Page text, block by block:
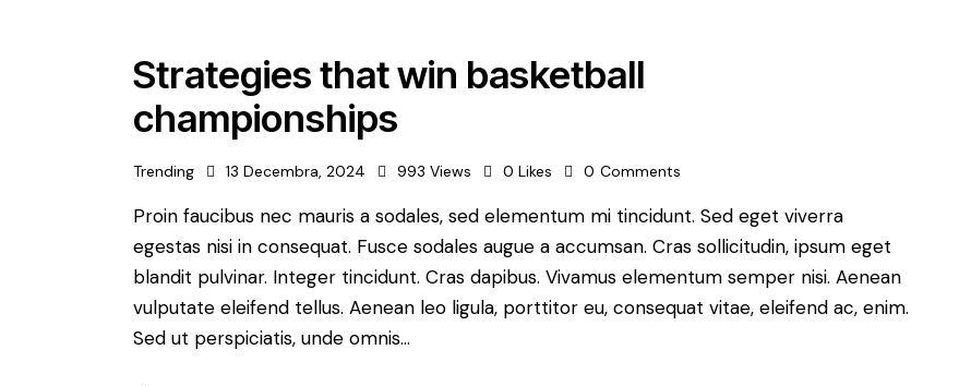
Strategies that win basketball
championships
Trending 13 Decembra, 2024 993 Views 0 Likes 0 Comments
Proin faucibus nec mauris a sodales, sed elementum mi tincidunt. Sed eget viverra
egestas nisi in consequat. Fusce sodales augue a accumsan. Cras sollicitudin, ipsum eget
blandit pulvinar. Integer tincidunt. Cras dapibus. Vivamus elementum semper nisi. Aenean
vulputate eleifend tellus. Aenean leo ligula, porttitor eu, consequat vitae, eleifend ac, enim.
Sed ut perspiciatis, unde omnis…